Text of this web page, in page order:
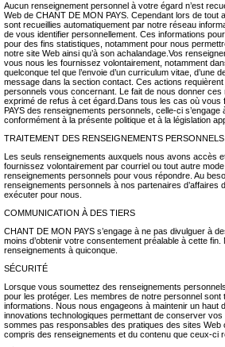
Aucun renseignement personnel à votre égard n’est
Web de CHANT DE MON PAYS. Cependant lors de
sont recueillies automatiquement par notre réseau
de vous identifier personnellement. Ces informations
pour des fins statistiques, notamment pour nous
notre site Web ainsi qu’à son achalandage.Vos
vous nous les fournissez volontairement, notamment
quelconque tel que l’envoie d’un curriculum vitae,
message dans la section contact. Ces actions
personnels vous concernant. Le fait de nous donner
exprimé de refus à cet égard.Dans tous les cas où
PAYS des renseignements personnels, celle-ci
conformément à la présente politique et à la législation
TRAITEMENT DES RENSEIGNEMENTS PERSONNELS
Les seuls renseignements auxquels nous avons accès
fournissez volontairement par courriel ou tout autre
renseignements personnels pour vous répondre. Au
renseignements personnels à nos partenaires
exécuter pour nous.
COMMUNICATION À DES TIERS
CHANT DE MON PAYS s’engage à ne pas divulguer à
moins d’obtenir votre consentement préalable à cette
renseignements à quiconque.
SÉCURITÉ
Lorsque vous soumettez des renseignements
pour les protéger. Les membres de notre personnel
informations. Nous nous engageons à maintenir un haut
innovations technologiques permettant de conserver
sommes pas responsables des pratiques des sites
compris des renseignements et du contenu que ceux-ci